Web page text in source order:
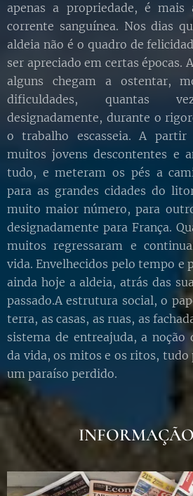
apenas a propriedade, é
corrente sanguínea. Nos dias
aldeia não é o quadro de
ser apreciado em certas épocas.
alguns chegam a ostentar,
dificuldades, quantas
designadamente, durante o
o trabalho escasseia. A partir
muitos jovens descontentes e
tudo, e meteram os pés a
para as grandes cidades do
muito maior número, para
designadamente para França.
muitos regressaram e
vida. Envelhecidos pelo tempo e
ainda hoje a aldeia, atrás das
passado.A estrutura social, o
terra, as casas, as ruas, as
sistema de entreajuda, a
da vida, os mitos e os ritos, tudo
um paraíso perdido.